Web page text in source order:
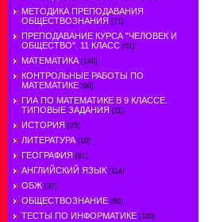
МЕТОДИКА ПРЕПОДАВАНИЯ
ОБЩЕСТВОЗНАНИЯ [71]
ПРЕПОДАВАНИЕ КУРСА "ЧЕЛОВЕК И
ОБЩЕСТВО". 11 КЛАСС [51]
МАТЕМАТИКА [140]
КОНТРОЛЬНЫЕ РАБОТЫ ПО
МАТЕМАТИКЕ [90]
ГИА ПО МАТЕМАТИКЕ В 9 КЛАССЕ.
ТИПОВЫЕ ЗАДАНИЯ [11]
ИСТОРИЯ [25]
ЛИТЕРАТУРА [10]
ГЕОГРАФИЯ [91]
АНГЛИЙСКИЙ ЯЗЫК [114]
ОБЖ [37]
ОБЩЕСТВОЗНАНИЕ [80]
ТЕСТЫ ПО ИНФОРМАТИКЕ [100]